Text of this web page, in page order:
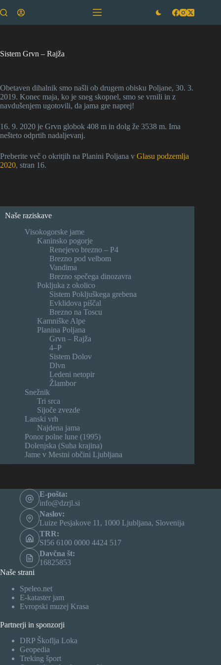
to
Sistem Grvn – Rajža
Obetaven dihalnik smo našli ob drugem obisku Poljane, 30. 3.
2019. Konec maja, ko je sneg skopnel, smo se vrnili in z
navdušenjem ugotovili, da jama gre naprej!
16. 9. 2020 je Grvn globok 408 m in dolg že 3538 m. Ima
nešteto odprtih nadaljevanj.
Preberite več o okritjih na Planini Poljana v Glasu podzemlja
2020, stran 16.
Naše raziskave
Visokogorske jame
Kaninsko pogorje
Renejevo brezno – P4
Brezno pod velbom
Vandima
Brezno spečega dinozavra
Pokljuka z okolico
Sistem Pokljuškega grebena
Evklidova piščal
Brezno na Toscu
Kamniške Alpe
Planina Poljana
Grvn – Rajža
4–P
Sistem Dolov
Dlvn
Ledeni netopir
Žlambor
Snežnik
Tri srca
Sijoče zvezde
Lanski vrh
Najdena jama
Ponor polne lune (1995)
Dolenjska (Suha krajina)
Jame v Mestni občini Ljubljana
E-pošta:
info@dzrjl.si
Naslov:
Luize Pesjakove 11, 1000 Ljubljana, Slovenija
TRR:
SI56 6100 0000 4424 517
Davčna št:
16825853
Naše strani
Speleo.net
E-kataster jam
Evropski muzej Krasa
Partnerji in sponzorji
DRP Škoflja Loka
Geopedia
Treking šport